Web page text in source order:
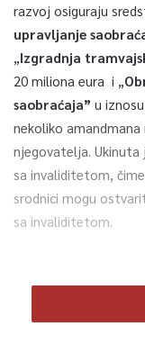
razvoj osiguraju
upravljanje
Izgradnja
20 miliona eura i „
saobraćaja” u
nekoliko
njegovatelja. Ukinuta
sa invaliditetom,
srodnici mogu
sa invaliditetom.